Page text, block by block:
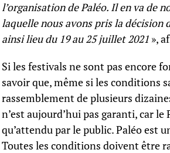
l’organisation de Paléo. Il en va de
laquelle nous avons pris la
ainsi lieu du 19 au 25 juillet 2021 »,
Si les festivals ne sont pas encore
savoir que, même si les conditions
rassemblement de plusieurs
n’est aujourd’hui pas garanti, car
qu’attendu par le public. Paléo est
Toutes les conditions doivent être